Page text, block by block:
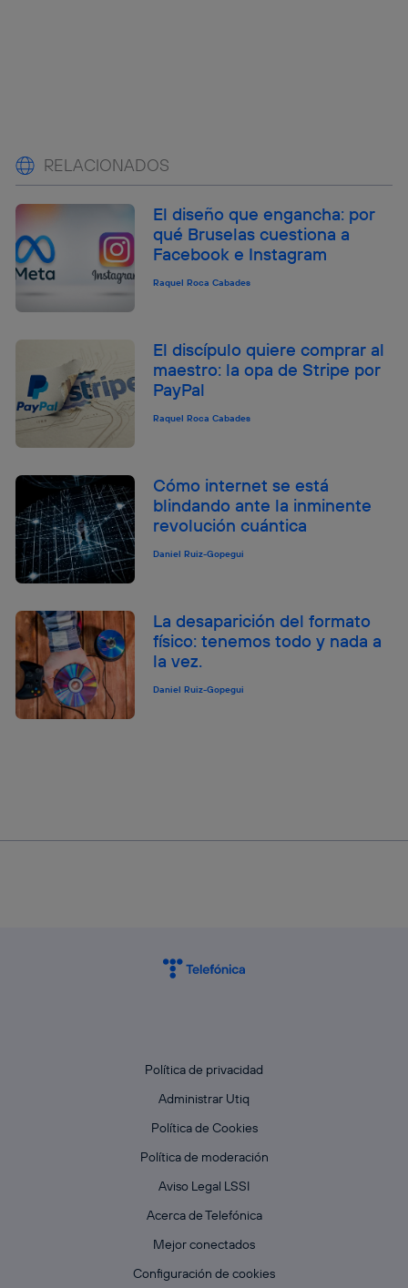
RELACIONADOS
El diseño que engancha: por
qué Bruselas cuestiona a
Facebook e Instagram
Raquel Roca Cabades
El discípulo quiere comprar al
maestro: la opa de Stripe por
PayPal
Raquel Roca Cabades
Cómo internet se está
blindando ante la inminente
revolución cuántica
Daniel Ruiz-Gopegui
La desaparición del formato
físico: tenemos todo y nada a
la vez.
Daniel Ruiz-Gopegui
Política de privacidad
Administrar Utiq
Política de Cookies
Política de moderación
Aviso Legal LSSI
Acerca de Telefónica
Mejor conectados
Configuración de cookies